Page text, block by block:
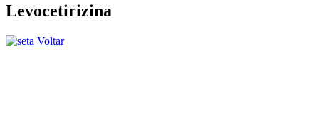
Levocetirizina
Voltar